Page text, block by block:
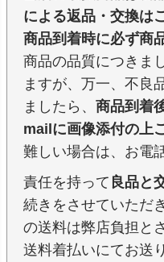
による返品・交換は
商品到着時に必ず商
商品の品質につきま
ますが、万一、不良
ましたら、 商品到着
mailに画像添付の上
難しい場合は、お電
責任を持って 良品と
続きをさせていただ
の送料は弊店負担と
送料着払いにてお送